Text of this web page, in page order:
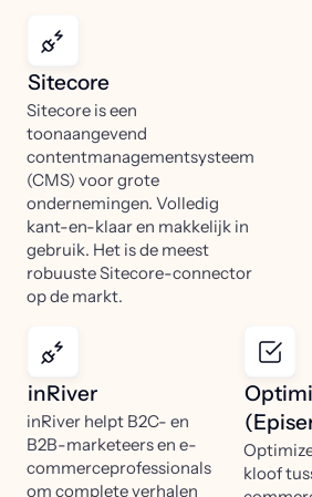
Sitecore
Sitecore is een
toonaangevend
contentmanagementsysteem
(CMS) voor grote
ondernemingen. Volledig
kant-en-klaar en makkelijk in
gebruik. Het is de meest
robuuste Sitecore-connector
op de markt.
inRiver
inRiver helpt B2C- en
B2B-marketeers en e-
commerceprofessionals
om complete verhalen
kloof